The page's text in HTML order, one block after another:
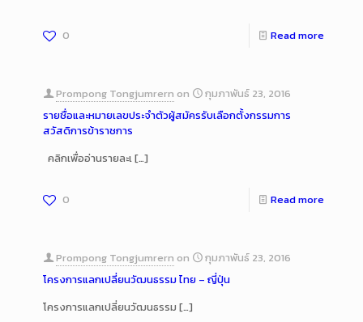
0 Read more
Prompong Tongjumrern on
กุมภาพันธ์ 23, 2016
รายชื่อและหมายเลขประจำตัวผู้สมัครรับเลือกตั้งกรรมการ
สวัสดิการข้าราชการ
คลิกเพื่ออ่านรายละเ[…]
0 Read more
Prompong Tongjumrern on
กุมภาพันธ์ 23, 2016
โครงการแลกเปลี่ยนวัฒนธรรม ไทย – ญี่ปุ่น
โครงการแลกเปลี่ยนวัฒนธรรม […]